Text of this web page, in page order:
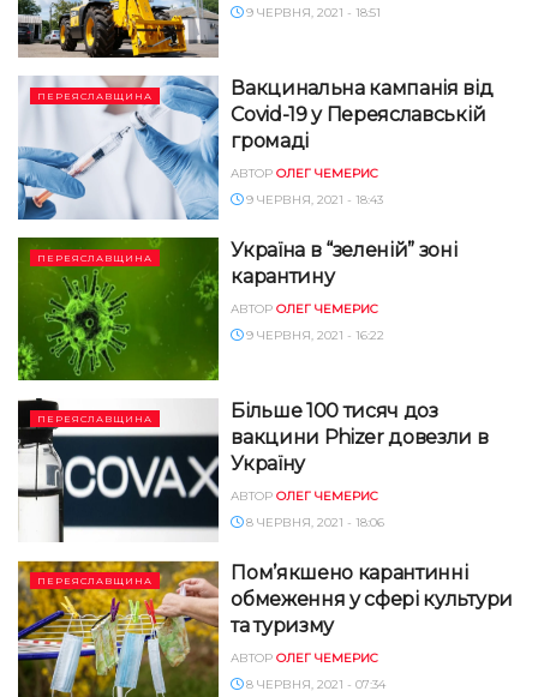
9 ЧЕРВНЯ, 2021 - 18:51
ПЕРЕЯСЛАВЩИНА
Вакцинальна кампанія від
Covid-19 у Переяславській
громаді
АВТОР ОЛЕГ ЧЕМЕРИС
9 ЧЕРВНЯ, 2021 - 18:43
ПЕРЕЯСЛАВЩИНА
Україна в “зеленій” зоні
карантину
АВТОР ОЛЕГ ЧЕМЕРИС
9 ЧЕРВНЯ, 2021 - 16:22
ПЕРЕЯСЛАВЩИНА
Більше 100 тисяч доз
вакцини Phizer довезли в
Україну
АВТОР ОЛЕГ ЧЕМЕРИС
8 ЧЕРВНЯ, 2021 - 18:06
ПЕРЕЯСЛАВЩИНА
Пом’якшено карантинні
обмеження у сфері культури
та туризму
АВТОР ОЛЕГ ЧЕМЕРИС
8 ЧЕРВНЯ, 2021 - 07:34